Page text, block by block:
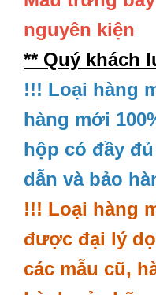
nguyên kiện
** Quý
!!! Loại hàng
hàng mới
hộp có đầy
dẫn và bảo
!!! Loại hàng
được đại lý
các mẫu cũ,